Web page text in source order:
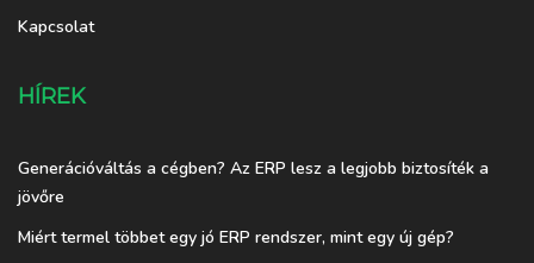
Kapcsolat
HÍREK
Generációváltás a cégben? Az ERP lesz a legjobb biztosíték a
jövőre
Miért termel többet egy jó ERP rendszer, mint egy új gép?